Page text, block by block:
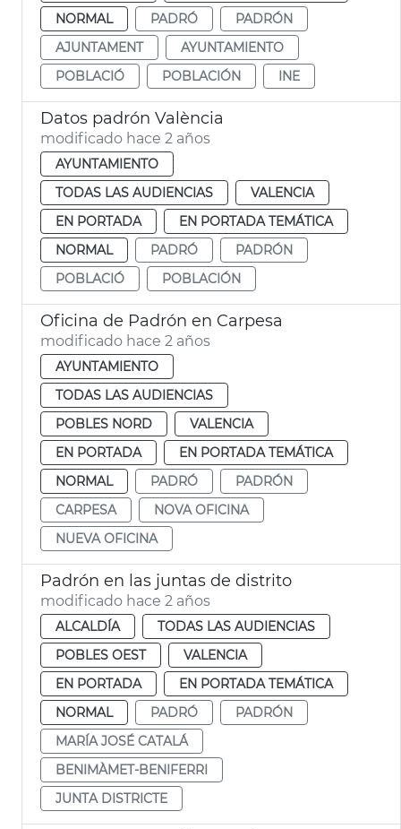
NORMAL
PADRÓ
PADRÓN
AJUNTAMENT
AYUNTAMIENTO
POBLACIÓ
POBLACIÓN INE
Datos padrón València
modificado hace 2 años
AYUNTAMIENTO
TODAS LAS AUDIENCIAS
VALENCIA
EN PORTADA
EN PORTADA TEMÁTICA
NORMAL
PADRÓ
PADRÓN
POBLACIÓ
POBLACIÓN
Oficina de Padrón en Carpesa
modificado hace 2 años
AYUNTAMIENTO
TODAS LAS AUDIENCIAS
POBLES NORD
VALENCIA
EN PORTADA
EN PORTADA TEMÁTICA
NORMAL
PADRÓ
PADRÓN
CARPESA
NOVA OFICINA
NUEVA OFICINA
Padrón en las juntas de distrito
modificado hace 2 años
ALCALDÍA
TODAS LAS AUDIENCIAS
POBLES OEST
VALENCIA
EN PORTADA
EN PORTADA TEMÁTICA
NORMAL
PADRÓ
PADRÓN
MARÍA JOSÉ CATALÁ
BENIMÀMET-BENIFERRI
JUNTA DISTRICTE